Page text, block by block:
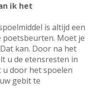
ik het
is altijd een
poetsbeurten. Moet je
kan. Door na het
u de etensresten in
door het spoelen
gebit te